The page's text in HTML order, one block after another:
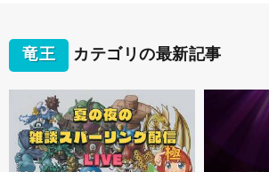
竜王 カテゴリの最新記事